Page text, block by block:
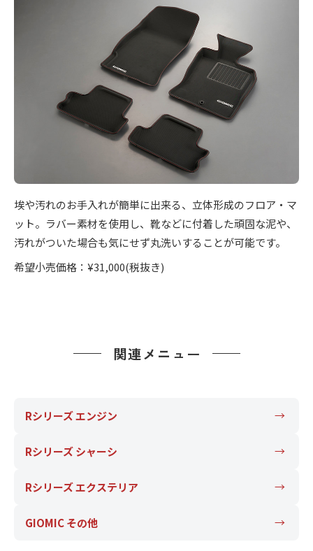
埃や汚れのお手入れが簡単に出来る、立体形成のフロア・マ
ット。ラバー素材を使用し、靴などに付着した頑固な泥や、
汚れがついた場合も気にせず丸洗いすることが可能です。
希望小売価格：¥31,000(税抜き)
関連メニュー
Rシリーズ エンジン
Rシリーズ シャーシ
Rシリーズ エクステリア
GIOMIC その他